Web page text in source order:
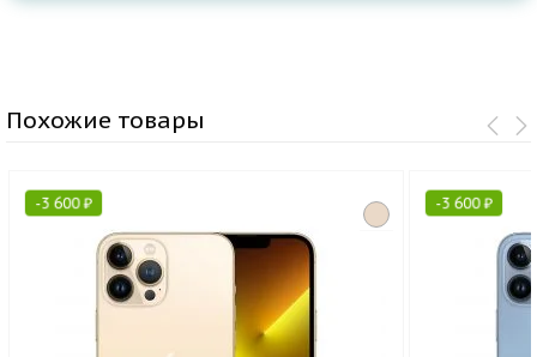
Похожие товары
-3 600₽ -3 600₽